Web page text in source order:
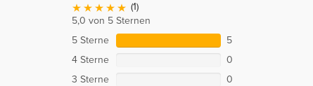
(1)
5,0 von 5 Sternen
5 Sterne
5
4 Sterne
0
3 Sterne
0